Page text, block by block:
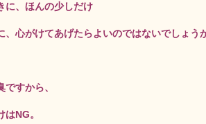
に、ほんの少しだけ
心がけてあげたらよいのではないでしょう
すから、
NG。